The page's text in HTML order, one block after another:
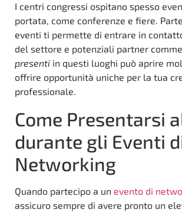
I centri congressi ospitano spesso
portata, come conferenze e fiere.
eventi ti permette di entrare in
del settore e potenziali partner
presenti in questi luoghi può aprire
offrire opportunità uniche per la tua
professionale.
Come Presentarsi
durante gli Eventi
Networking
Quando partecipo a un evento di
assicuro sempre di avere pronto un